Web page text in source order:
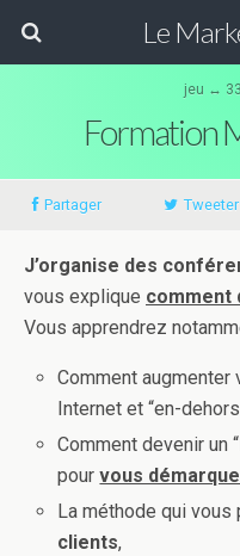
Le
jeu ↔
Formation
Partager Tweeter
J’organise des
vous explique comment
Vous apprendrez
Comment
Internet et “en-
Comment devenir un
pourvous
La méthode qui
clients,